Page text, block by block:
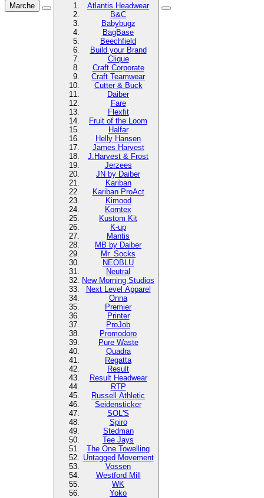
Marche
Atlantis Headwear
B&C
Babybugz
BagBase
Beechfield
Build your Brand
Clique
Craft Corporate
Craft Teamwear
Cutter & Buck
Daiber
Fare
Flexfit
Fruit of the Loom
Halfar
Helly Hansen
James Harvest
J.Harvest & Frost
Jerzees
JN by Daiber
Kariban
Kariban ProAct
Kimood
Korntex
Kustom Kit
K-up
Mantis
MB by Daiber
Mr. Socks
NEOBLU
Neutral
New Morning Studios
Next Level Apparel
Onna
Premier
Printer
ProJob
Promodoro
Pure Waste
Quadra
Regatta
Result
Result Headwear
RTP
Russell Athletic
Seidensticker
SOL'S
Spiro
Stedman
Tee Jays
The One Towelling
Untagged Movement
Vossen
Westford Mill
WK
Yoko